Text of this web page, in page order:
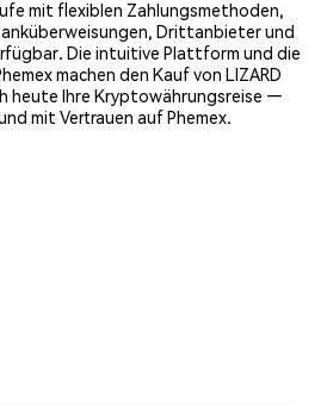
mit flexiblen Zahlungsmethoden,
Drittanbieter und
Die intuitive Plattform und die
machen den Kauf von LIZARD
heute Ihre Kryptowährungsreise —
mit Vertrauen auf Phemex.